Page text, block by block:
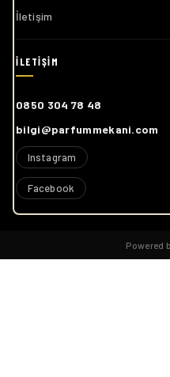
İletişim
0850 304 78 48
bilgi@parfummekani.com
Instagram
Facebook
Powered